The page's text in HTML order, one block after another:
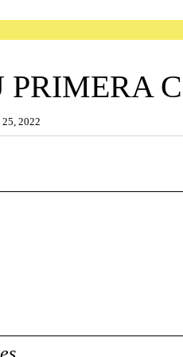
25, 2022